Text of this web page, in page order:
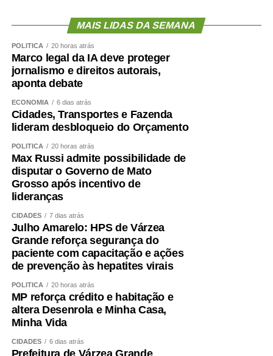
se a única unidade do país a realizar uma iniciativa
Aproximadamente 20 pacientes foram atendidos durante
a ação.
Para o diretor técnico do HMC, Dr. Eduardo Andraus, os
atender pacientes de média e alta complexidade.
“O HMC foi concebido para ser um hospital de alta
regulados das UPAs permite que essas unidades
continuem atendendo novos casos de urgência e
emergência. Contamos com equipes preparadas,
protocolos bem estabelecidos e uma estrutura capaz de
atender desde casos clínicos até situações de alta
complexidade, como politrauma, queimados e cirurgias
especializadas. Os resultados de maio e junho
demonstram que estamos cumprindo essa missão com
eficiência”, concluiu.
COMENTE ABAIXO:
WhatsApp
Facebook
Twitter
MAIS LIDAS DA SEMANA
POLÍTICA 20 horas atrás
Marco legal da IA deve proteger
jornalismo e direitos autorais,
aponta debate
ECONOMIA 6 dias atrás
Cidades, Transportes e Fazenda
lideram desbloqueio do Orçamento
POLÍTICA 20 horas atrás
Max Russi admite possibilidade de
disputar o Governo de Mato
Grosso após incentivo de
lideranças
CIDADES 7 dias atrás
Julho Amarelo: HPS de Várzea
Grande reforça segurança do
paciente com capacitação e ações
de prevenção às hepatites virais
POLÍTICA 20 horas atrás
MP reforça crédito e habitação e
altera Desenrola e Minha Casa,
Minha Vida
CIDADES 6 dias atrás
Prefeitura de Várzea Grande